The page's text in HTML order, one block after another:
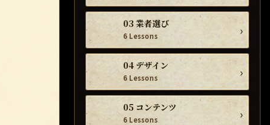
03 業者選び
6 Lessons ›
04 デザイン
6 Lessons ›
05 コンテンツ
6 Lessons ›